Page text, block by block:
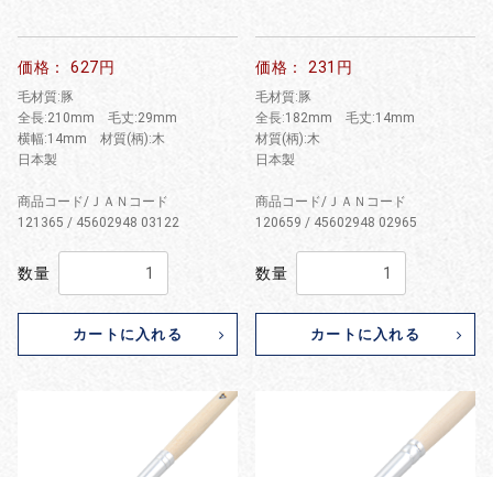
価格： 627円
毛材質:豚
全長:210mm 毛丈:29mm
横幅:14mm 材質(柄):木
日本製
商品コード/ＪＡＮコード
121365 / 45602948 03122
数量
カートに入れる
価格： 231円
毛材質:豚
全長:182mm 毛丈:14mm
材質(柄):木
日本製
商品コード/ＪＡＮコード
120659 / 45602948 02965
数量
カートに入れる